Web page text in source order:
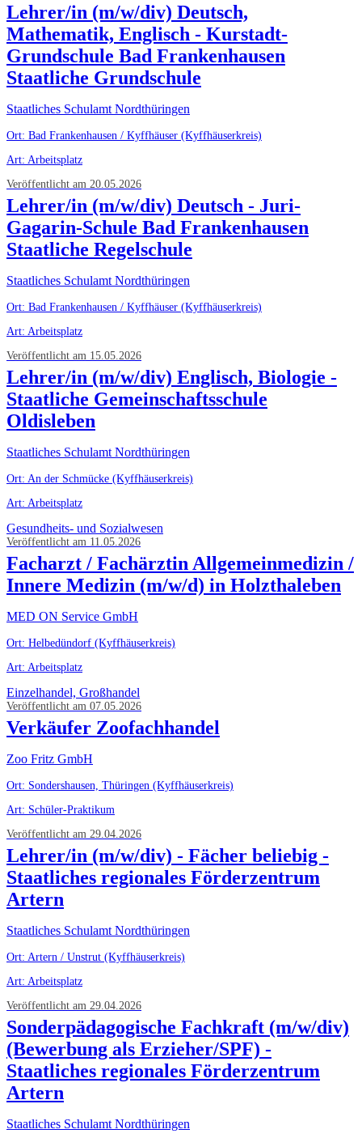
Lehrer/in (m/w/div) Deutsch,
Mathematik, Englisch - Kurstadt-
Grundschule Bad Frankenhausen
Staatliche Grundschule
Staatliches Schulamt Nordthüringen
Ort: Bad Frankenhausen / Kyffhäuser (Kyffhäuserkreis)
Art: Arbeitsplatz
Veröffentlicht am 20.05.2026
Lehrer/in (m/w/div) Deutsch - Juri-
Gagarin-Schule Bad Frankenhausen
Staatliche Regelschule
Staatliches Schulamt Nordthüringen
Ort: Bad Frankenhausen / Kyffhäuser (Kyffhäuserkreis)
Art: Arbeitsplatz
Veröffentlicht am 15.05.2026
Lehrer/in (m/w/div) Englisch, Biologie -
Staatliche Gemeinschaftsschule
Oldisleben
Staatliches Schulamt Nordthüringen
Ort: An der Schmücke (Kyffhäuserkreis)
Art: Arbeitsplatz
Gesundheits- und Sozialwesen
Veröffentlicht am 11.05.2026
Facharzt / Fachärztin Allgemeinmedizin /
Innere Medizin (m/w/d) in Holzthaleben
MED ON Service GmbH
Ort: Helbedündorf (Kyffhäuserkreis)
Art: Arbeitsplatz
Einzelhandel, Großhandel
Veröffentlicht am 07.05.2026
Verkäufer Zoofachhandel
Zoo Fritz GmbH
Ort: Sondershausen, Thüringen (Kyffhäuserkreis)
Art: Schüler-Praktikum
Veröffentlicht am 29.04.2026
Lehrer/in (m/w/div) - Fächer beliebig -
Staatliches regionales Förderzentrum
Artern
Staatliches Schulamt Nordthüringen
Ort: Artern / Unstrut (Kyffhäuserkreis)
Art: Arbeitsplatz
Veröffentlicht am 29.04.2026
Sonderpädagogische Fachkraft (m/w/div)
(Bewerbung als Erzieher/SPF) -
Staatliches regionales Förderzentrum
Artern
Staatliches Schulamt Nordthüringen